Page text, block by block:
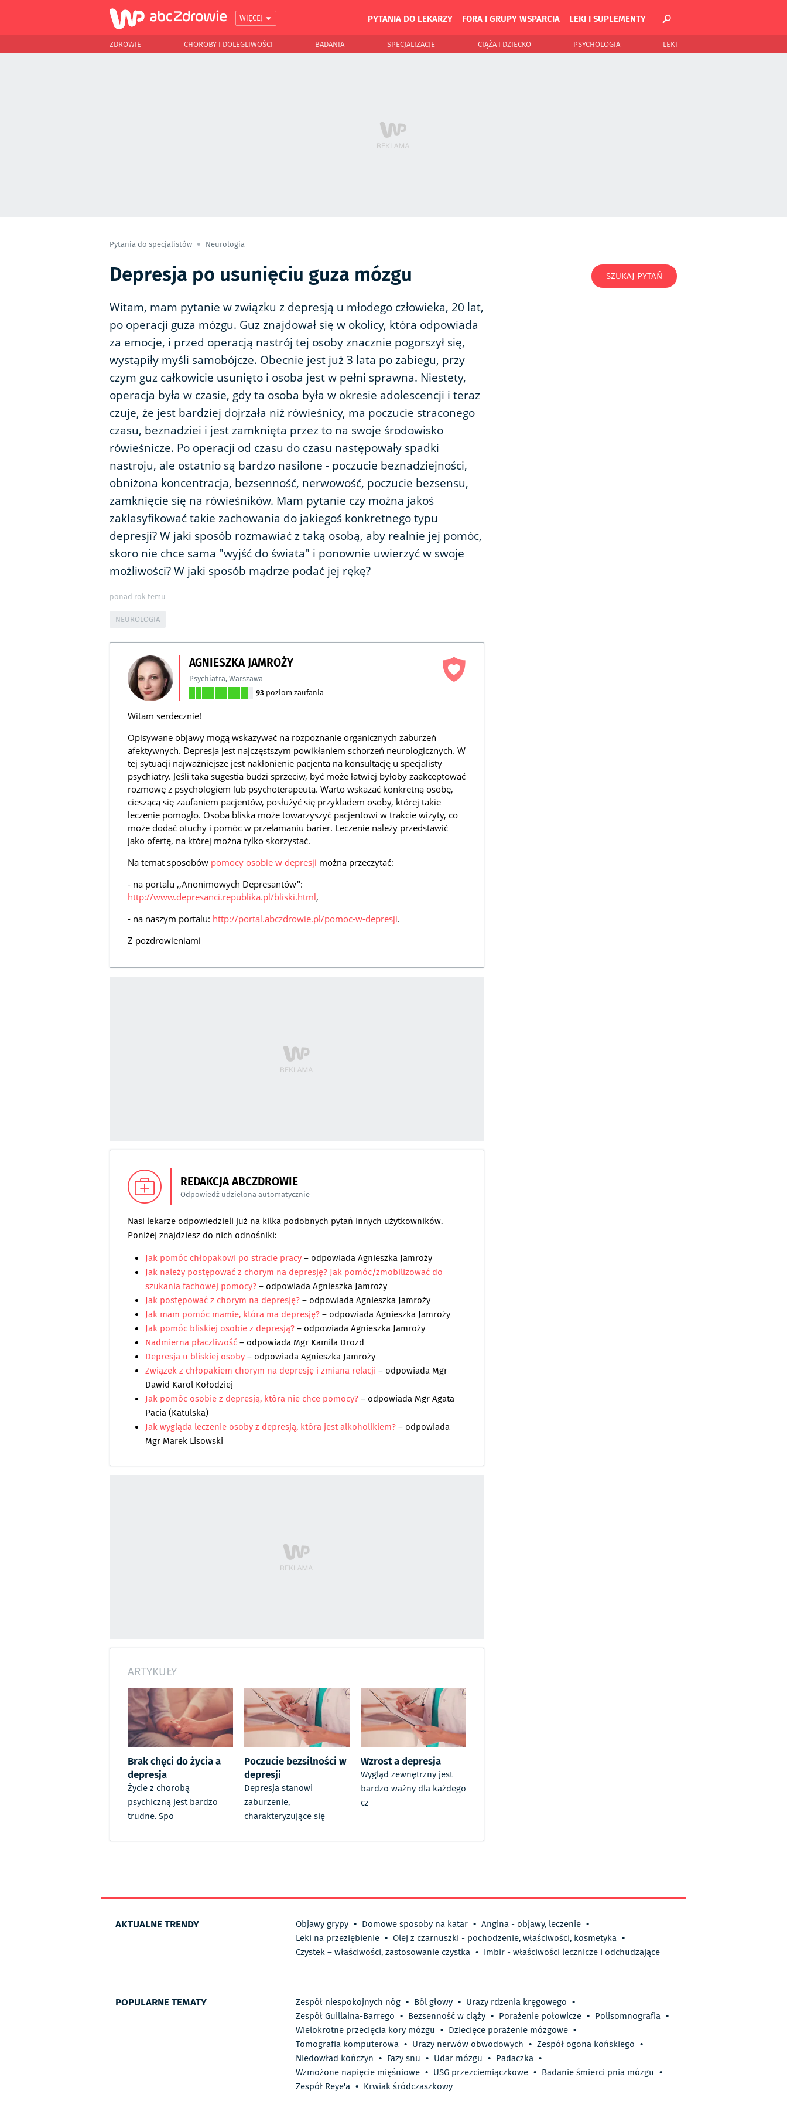
WIĘCEJ PYTANIA DO LEKARZY FORA I GRUPY WSPARCIA LEKI I SUPLEMENTY
ZDROWIE CHOROBY I DOLEGLIWOŚCI BADANIA SPECJALIZACJE CIĄŻA I DZIECKO PSYCHOLOGIA LEKI
Pytania do specjalistów Neurologia
Depresja po usunięciu guza mózgu
Witam, mam pytanie w związku z depresją u młodego człowieka, 20 lat,
po operacji guza mózgu. Guz znajdował się w okolicy, która odpowiada
za emocje, i przed operacją nastrój tej osoby znacznie pogorszył się,
wystąpiły myśli samobójcze. Obecnie jest już 3 lata po zabiegu, przy
czym guz całkowicie usunięto i osoba jest w pełni sprawna. Niestety,
operacja była w czasie, gdy ta osoba była w okresie adolescencji i teraz
czuje, że jest bardziej dojrzała niż rówieśnicy, ma poczucie straconego
czasu, beznadziei i jest zamknięta przez to na swoje środowisko
rówieśnicze. Po operacji od czasu do czasu następowały spadki
nastroju, ale ostatnio są bardzo nasilone - poczucie beznadziejności,
obniżona koncentracja, bezsenność, nerwowość, poczucie bezsensu,
zamknięcie się na rówieśników. Mam pytanie czy można jakoś
zaklasyfikować takie zachowania do jakiegoś konkretnego typu
depresji? W jaki sposób rozmawiać z taką osobą, aby realnie jej pomóc,
skoro nie chce sama "wyjść do świata" i ponownie uwierzyć w swoje
możliwości? W jaki sposób mądrze podać jej rękę?
ponad rok temu
NEUROLOGIA
AGNIESZKA JAMROŻY
Psychiatra,Warszawa
93 poziom zaufania
Witam serdecznie!
Opisywane objawy mogą wskazywać na rozpoznanie organicznych zaburzeń
afektywnych. Depresja jest najczęstszym powikłaniem schorzeń neurologicznych. W
tej sytuacji najważniejsze jest nakłonienie pacjenta na konsultację u specjalisty
psychiatry. Jeśli taka sugestia budzi sprzeciw, być może łatwiej byłoby zaakceptować
rozmowę z psychologiem lub psychoterapeutą. Warto wskazać konkretną osobę,
cieszącą się zaufaniem pacjentów, posłużyć się przykladem osoby, której takie
leczenie pomogło. Osoba bliska może towarzyszyć pacjentowi w trakcie wizyty, co
może dodać otuchy i pomóc w przełamaniu barier. Leczenie należy przedstawić
jako ofertę, na której można tylko skorzystać.
Na temat sposobów pomocy osobie w depresji można przeczytać:
- na portalu ,,Anonimowych Depresantów":
http://www.depresanci.republika.pl/bliski.html,
- na naszym portalu: http://portal.abczdrowie.pl/pomoc-w-depresji.
Z pozdrowieniami
REDAKCJA ABCZDROWIE
Odpowiedź udzielona automatycznie
Nasi lekarze odpowiedzieli już na kilka podobnych pytań innych użytkowników.
Poniżej znajdziesz do nich odnośniki:
Jak pomóc chłopakowi po stracie pracy– odpowiadaAgnieszka Jamroży
Jak należy postępować z chorym na depresję? Jak pomóc/zmobilizować do
szukania fachowej pomocy?– odpowiadaAgnieszka Jamroży
Jak postępować z chorym na depresję?– odpowiadaAgnieszka Jamroży
Jak mam pomóc mamie, która ma depresję?– odpowiadaAgnieszka Jamroży
Jak pomóc bliskiej osobie z depresją?– odpowiadaAgnieszka Jamroży
Nadmierna płaczliwość– odpowiada Mgr Kamila Drozd
Depresja u bliskiej osoby– odpowiadaAgnieszka Jamroży
Związek z chłopakiem chorym na depresję i zmiana relacji – odpowiada Mgr
Dawid Karol Kołodziej
Jak pomóc osobie z depresją, która nie chce pomocy?– odpowiada Mgr Agata
Pacia (Katulska)
Jak wygląda leczenie osoby z depresją, która jest alkoholikiem?– odpowiada
Mgr Marek Lisowski
ARTYKUŁY
Brak chęci do życia a
depresja
Życie z chorobą
psychiczną jest bardzo
trudne. Spo
Poczucie bezsilności w
depresji
Depresja stanowi
zaburzenie,
charakteryzujące się
Wzrost a depresja
Wygląd zewnętrzny jest
bardzo ważny dla każdego
cz
SZUKAJ PYTAŃ
AKTUALNE TRENDY Objawy grypy • Domowe sposoby na katar • Angina - objawy, leczenie •
Leki na przeziębienie • Olej z czarnuszki - pochodzenie, właściwości, kosmetyka •
Czystek – właściwości, zastosowanie czystka • Imbir - właściwości lecznicze i odchudzające
POPULARNE TEMATY Zespół niespokojnych nóg • Ból głowy • Urazy rdzenia kręgowego •
Zespół Guillaina-Barrego • Bezsenność w ciąży • Porażenie połowicze • Polisomnografia •
Wielokrotne przecięcia kory mózgu • Dziecięce porażenie mózgowe •
Tomografia komputerowa • Urazy nerwów obwodowych • Zespół ogona końskiego •
Niedowład kończyn • Fazy snu • Udar mózgu • Padaczka •
Wzmożone napięcie mięśniowe • USG przezciemiączkowe • Badanie śmierci pnia mózgu •
Zespół Reye'a • Krwiak śródczaszkowy